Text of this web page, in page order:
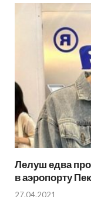
Лелуш едва
в аэропорту
27.04.2021